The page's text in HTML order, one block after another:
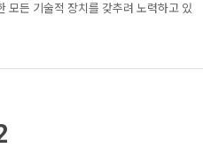
모든 기술적 장치를 갖추려 노력하고 있